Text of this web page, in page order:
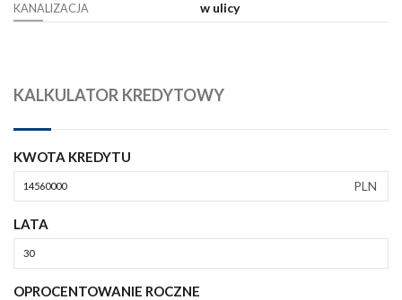
KANALIZACJA w ulicy
KALKULATOR KREDYTOWY
KWOTA KREDYTU
PLN
LATA
OPROCENTOWANIE ROCZNE